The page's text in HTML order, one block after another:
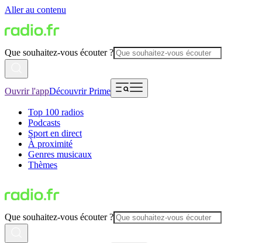
Aller au contenu
Que souhaitez-vous écouter ?
Ouvrir l'appDécouvrir Prime
Top 100 radios
Podcasts
Sport en direct
À proximité
Genres musicaux
Thèmes
Que souhaitez-vous écouter ?